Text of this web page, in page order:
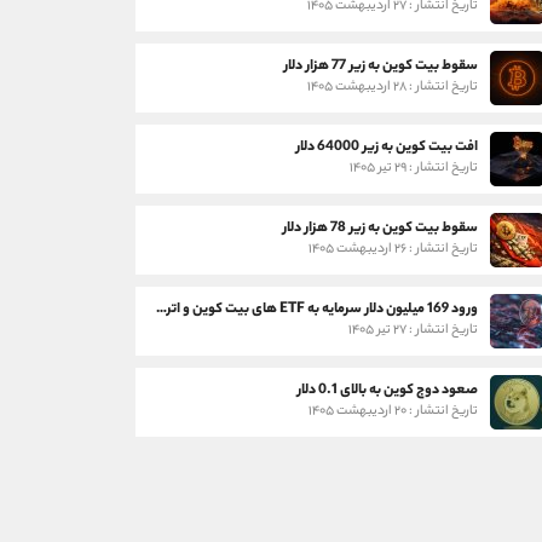
تاریخ انتشار : ۲۷ اردیبهشت ۱۴۰۵
سقوط بیت کوین به زیر 77 هزار دلار
تاریخ انتشار : ۲۸ اردیبهشت ۱۴۰۵
افت بیت کوین به زیر 64000 دلار
تاریخ انتشار : ۲۹ تیر ۱۴۰۵
سقوط بیت کوین به زیر 78 هزار دلار
تاریخ انتشار : ۲۶ اردیبهشت ۱۴۰۵
ورود 169 میلیون دلار سرمایه به ETF های بیت کوین و اتریوم
تاریخ انتشار : ۲۷ تیر ۱۴۰۵
صعود دوج کوین به بالای 0.1 دلار
تاریخ انتشار : ۲۰ اردیبهشت ۱۴۰۵